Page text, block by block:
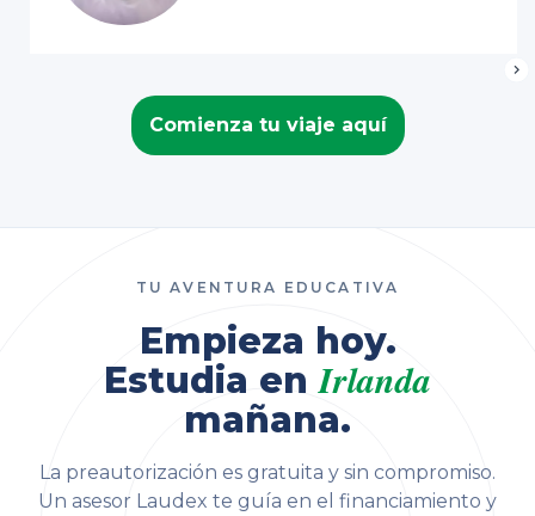
Comienza tu viaje aquí
TU AVENTURA EDUCATIVA
Empieza hoy.
Estudia enIrlanda
mañana.
La preautorización es gratuita y sin compromiso.
Un asesor Laudex te guía en el financiamiento y